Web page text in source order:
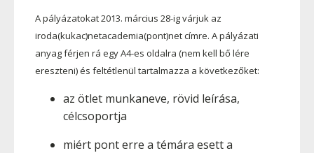
A pályázatokat 2013. március 28-ig várjuk az
iroda(kukac)netacademia(pont)net címre. A pályázati
anyag férjen rá egy A4-es oldalra (nem kell bő lére
ereszteni) és feltétlenül tartalmazza a következőket:
az ötlet munkaneve, rövid leírása,
célcsoportja
miért pont erre a témára esett a